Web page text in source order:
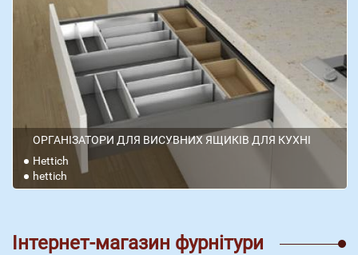
ОРГАНІЗАТОРИ ДЛЯ ВИСУВНИХ ЯЩИКІВ ДЛЯ КУХНІ
Hettich
hettich
Інтернет-магазин фурнітури